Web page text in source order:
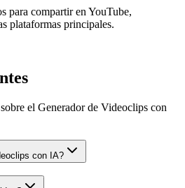
para compartir en YouTube,
plataformas principales.
el Generador de Videoclips con
con IA?